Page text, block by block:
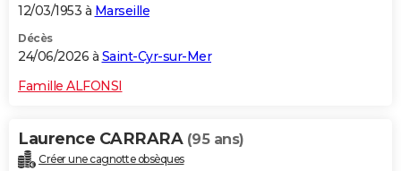
12/03/1953 à Marseille
Décès
24/06/2026 à Saint-Cyr-sur-Mer
Famille ALFONSI
Laurence CARRARA (95 ans)
Créer une cagnotte obsèques